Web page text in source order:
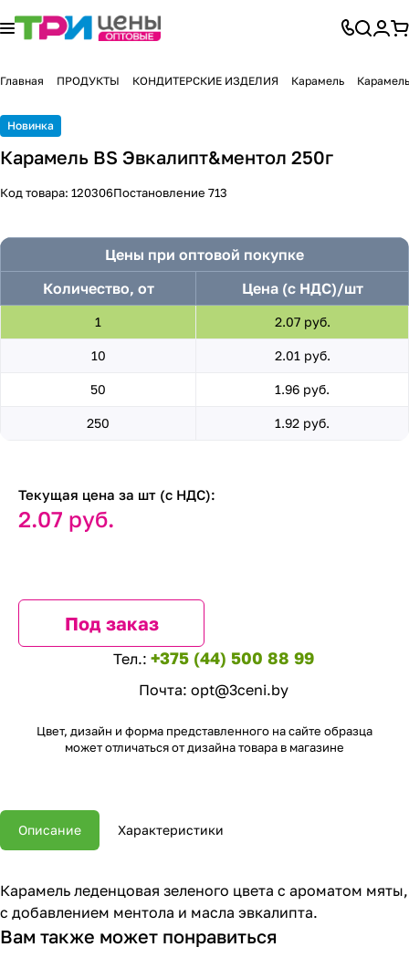
Главная ПРОДУКТЫ КОНДИТЕРСКИЕ ИЗДЕЛИЯ Карамель
Новинка
Карамель BS Эвкалипт&ментол 250г
Код товара: 120306Постановление 713
Цены при оптовой покупке
Количество, от
Цена (с НДС)/шт
1 2.07 руб.
10 2.01 руб.
50 1.96 руб.
250 1.92 руб.
Текущая цена за шт (с НДС):
2.07 руб.
Под заказ
Тел.: +375 (44) 500 88 99
Почта: opt@3ceni.by
Цвет, дизайн и форма представленного на сайте образца
может отличаться от дизайна товара в магазине
Описание Характеристики
Карамель леденцовая зеленого цвета с ароматом мяты,
c добавлением ментола и масла эвкалипта.
Вам также может понравиться